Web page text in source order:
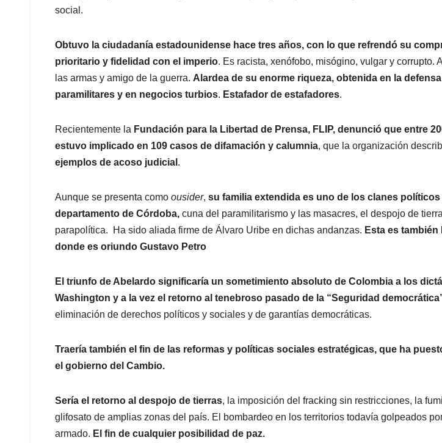
social.
Obtuvo la ciudadanía estadounidense hace tres años, con lo que refrendó su
prioritario y fidelidad con el imperio. Es racista, xenófobo, misógino, vulgar y corrupto.
las armas y amigo de la guerra. Alardea de su enorme riqueza, obtenida en la
paramilitares y en negocios turbios. Estafador de estafadores.
Recientemente la Fundación para la Libertad de Prensa, FLIP, denunció que entre
estuvo implicado en 109 casos de difamación y calumnia, que la organización
ejemplos de acoso judicial .
Aunque se presenta como ousider, su familia extendida es uno de los clanes políticos
departamento de Córdoba, cuna del paramilitarismo y las masacres, el despojo de
parapolítica. Ha sido aliada firme de Álvaro Uribe en dichas andanzas. Esta es
donde es oriundo Gustavo Petro
El triunfo de Abelardo significaría un sometimiento absoluto de Colombia a los
Washington y a la vez el retorno al tenebroso pasado de la “Seguridad
eliminación de derechos políticos y sociales y de garantías democráticas.
Traería también el fin de las reformas y políticas sociales estratégicas, que ha
el gobierno del Cambio.
Sería el retorno al despojo de tierras, la imposición del fracking sin restricciones, la
glifosato de amplias zonas del país. El bombardeo en los territorios todavía golpeados
armado. El fin de cualquier posibilidad de paz.